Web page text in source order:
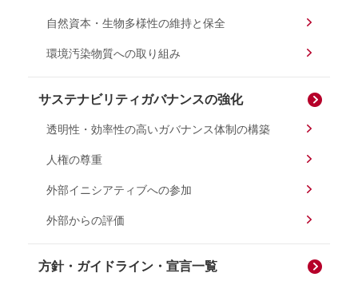
自然資本・生物多様性の維持と保全
環境汚染物質への取り組み
サステナビリティガバナンスの強化
透明性・効率性の高いガバナンス体制の構築
人権の尊重
外部イニシアティブへの参加
外部からの評価
方針・ガイドライン・宣言一覧